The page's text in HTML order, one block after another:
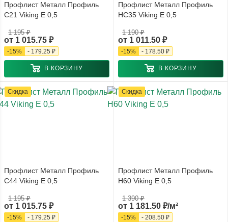
Профлист Металл Профиль
С21 Viking E 0,5
от 1 015.75 ₽
1 195 ₽
-15% - 179.25 ₽
В КОРЗИНУ
Профлист Металл Профиль
НС35 Viking E 0,5
от 1 011.50 ₽
1 190 ₽
-15% - 178.50 ₽
В КОРЗИНУ
Скидка
Профлист Металл Профиль
С44 Viking E 0,5
от 1 015.75 ₽
1 195 ₽
-15% - 179.25 ₽
Скидка
Профлист Металл Профиль
Н60 Viking E 0,5
от 1 181.50 ₽/м²
1 390 ₽
-15% - 208.50 ₽